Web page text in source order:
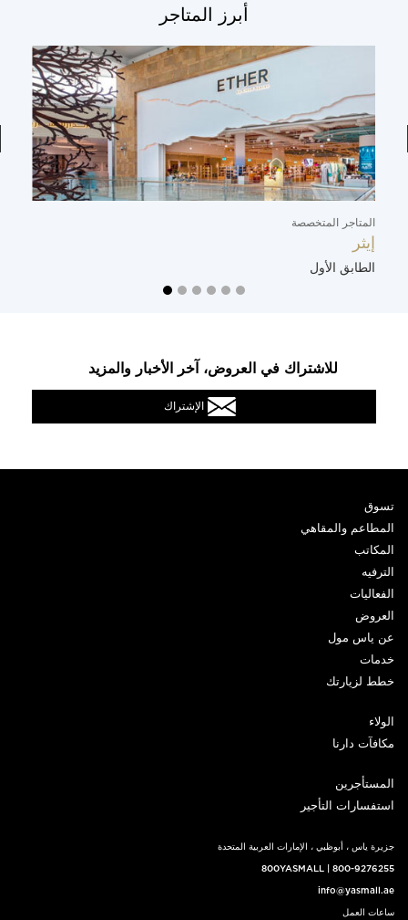
أبرز المتاجر
المتاجر المتخصصة
إيثر
الطابق الأول
للاشتراك في العروض، آخر الأخبار والمزيد
الإشتراك
تسوق
المطاعم والمقاهي
المكاتب
الترفيه
الفعاليات
العروض
عن ياس مول
خدمات
خطط لزيارتك
الولاء
مكافآت دارنا
المستأجرين
استفسارات التأجير
جزيرة ياس ، أبوظبي ، الإمارات العربية المتحدة
800YASMALL 800-9276255
info@yasmall.ae
ساعات العمل